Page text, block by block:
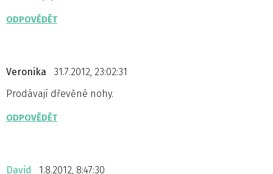
ODPOVĚDĚT
Veronika
31.7.2012, 23:02:31
Prodávají dřevěné nohy.
ODPOVĚDĚT
David 1.8.2012, 8:47:30